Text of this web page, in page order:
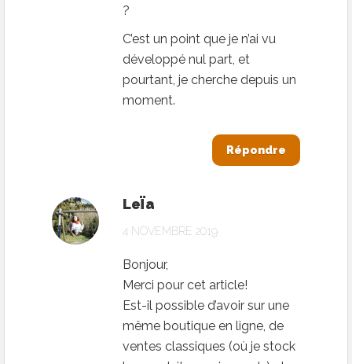
?
C’est un point que je n’ai vu
développé nul part, et
pourtant, je cherche depuis un
moment.
Répondre
LeÏa
4 NOVEMBRE 2019
Bonjour,
Merci pour cet article!
Est-il possible d’avoir sur une
même boutique en ligne, de
ventes classiques (où je stock